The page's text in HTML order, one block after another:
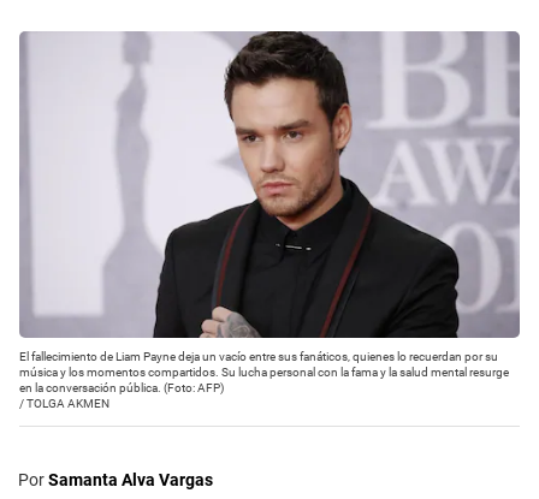
El fallecimiento de Liam Payne deja un vacío entre sus fanáticos, quienes lo recuerdan por su
música y los momentos compartidos. Su lucha personal con la fama y la salud mental resurge
en la conversación pública. (Foto: AFP)
/TOLGA AKMEN
PorSamanta Alva Vargas